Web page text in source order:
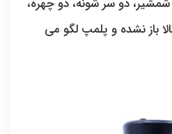
شمشیر، دو سر شونه، دو چهره،
باز نشده و پلمپ لگو می